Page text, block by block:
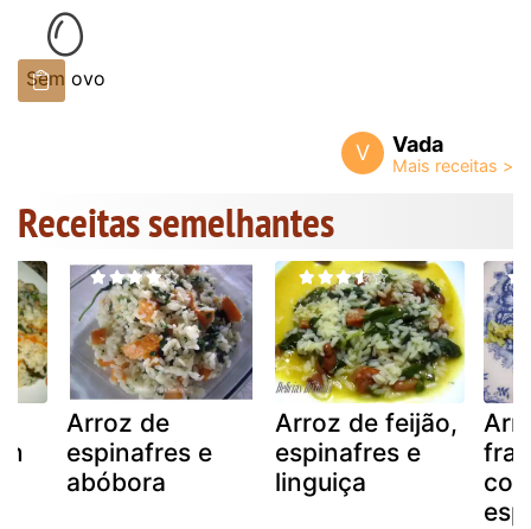
Sem ovo
V Vada
Receitas semelhantes
Arroz de
espinafres e
abóbora
Arroz de feijão,
espinafres e
linguiça